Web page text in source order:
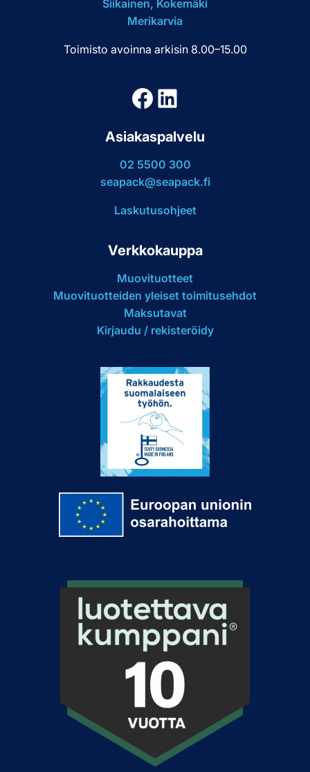
Siikainen, Kokemäki
Merikarvia
Toimisto avoinna arkisin 8.00–15.00
Facebook
LinkedIn
Asiakaspalvelu
02 5500 300
seapack@seapack.fi
Laskutusohjeet
Verkkokauppa
Muovituotteet
Muovituotteiden yleiset toimitusehdot
Maksutavat
Kirjaudu / rekisteröidy